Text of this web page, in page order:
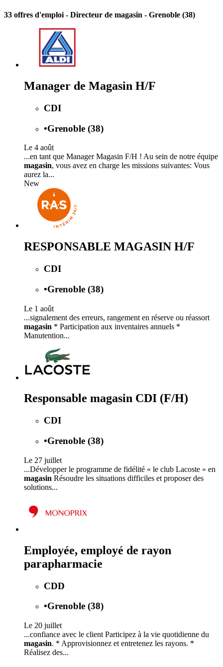
33 offres d'emploi - Directeur de magasin - Grenoble (38)
Manager de Magasin H/F
CDI
•Grenoble (38)
Le 4 août
...en tant que Manager Magasin F/H ! Au sein de notre équipe
magasin, vous avez en charge les missions suivantes: Vous
aurez la...
New
RESPONSABLE MAGASIN H/F
CDI
•Grenoble (38)
Le 1 août
...signalement des erreurs, rangement en réserve ou réassort
magasin * Participation aux inventaires annuels *
Manutention...
Responsable magasin CDI (F/H)
CDI
•Grenoble (38)
Le 27 juillet
...Développer le programme de fidélité « le club Lacoste » en
magasin Résoudre les situations difficiles et proposer des
solutions...
Employée, employé de rayon
parapharmacie
CDD
•Grenoble (38)
Le 20 juillet
...confiance avec le client Participez à la vie quotidienne du
magasin. * Approvisionnez et entretenez les rayons. *
Réalisez des...